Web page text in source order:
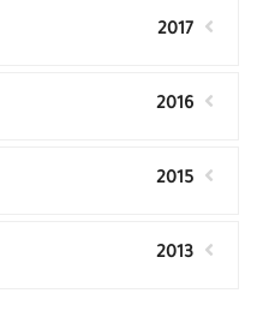
2017
2016
2015
2013